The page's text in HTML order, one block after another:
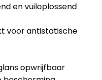
en vuiloplossend
voor antistatische
opwrijfbaar